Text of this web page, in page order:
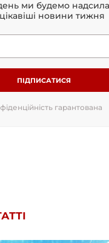
ми будемо
новини тижня
ПІДПИСАТИСЯ
гарантована